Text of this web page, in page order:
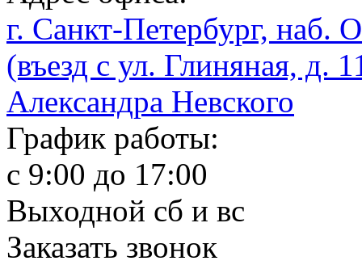
г. Санкт-Петербург, наб.
(въезд с ул. Глиняная, д.
Александра Невского
График работы:
с 9:00 до 17:00
Выходной сб и вс
Заказать звонок